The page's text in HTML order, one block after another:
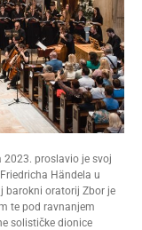
2023. proslavio je svoj
Händela u
barokni oratorij Zbor je
te pod ravnanjem
solističke dionice